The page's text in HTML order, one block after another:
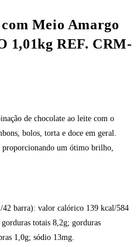
Meio Amargo
1,01kg REF. CRM-
de chocolate ao leite com o
bolos, torta e doce em geral.
um ótimo brilho,
barra): valor calórico 139 kcal/584
totais 8,2g; gorduras
1,0g; sódio 13mg.